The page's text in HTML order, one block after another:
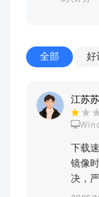
全部 好
江苏
下载
镜像
决，